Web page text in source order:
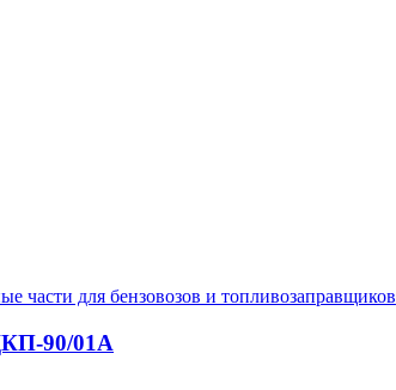
части для бензовозов и топливозаправщиков
90/01А